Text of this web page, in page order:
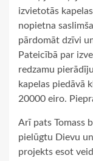
izvietotās
nopietna
pārdomāt dzīvi
Pateicībā par
redzamu
kapelas piedāvā
20000 eiro.
Arī pats Tomass
pielūgtu Dievu
projekts esot